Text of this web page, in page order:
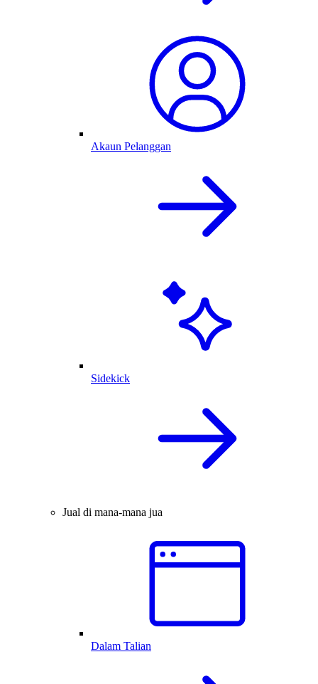
Akaun Pelanggan
Sidekick
Jual di mana-mana jua
Dalam Talian